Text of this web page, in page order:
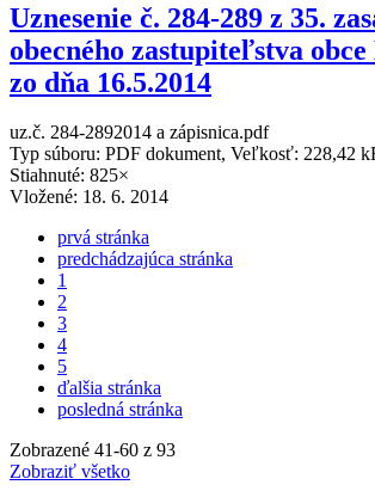
Uznesenie č. 284-289 z 35.
obecného zastupiteľstva
zo dňa 16.5.2014
uz.č. 284-2892014 a zápisnica.pdf
Typ súboru: PDF dokument, Veľkosť: 228,42
Stiahnuté: 825×
Vložené: 18. 6. 2014
prvá stránka
predchádzajúca stránka
1
2
3
4
5
ďalšia stránka
posledná stránka
Zobrazené 41-60 z 93
Zobraziť všetko